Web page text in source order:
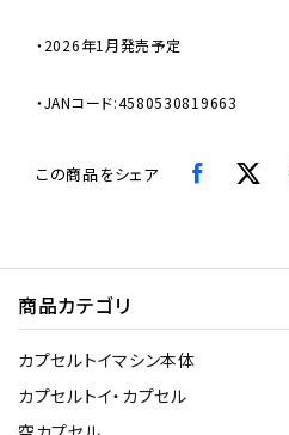
・2026年1月発売予定
・JANコード:4580530819663
この商品をシェア
商品カテゴリ
カプセルトイマシン本体
カプセルトイ・カプセル